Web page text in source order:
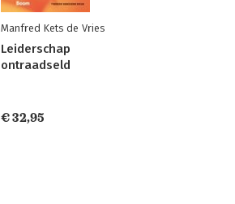
Manfred Kets de Vries
Leiderschap
ontraadseld
€ 32,95